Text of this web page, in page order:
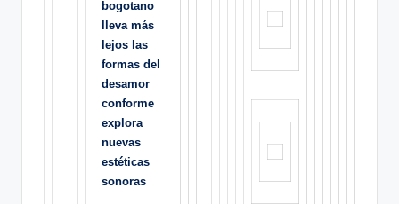
bogotano
lleva más
lejos las
formas del
desamor
conforme
explora
nuevas
estéticas
sonoras